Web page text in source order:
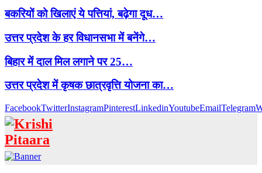
बकरियों को खिलाएं ये पत्तियां, बढ़ेगा दूध…
उत्तर प्रदेश के हर विधानसभा में बनेंगे…
बिहार में दाल मिल लगाने पर 25…
उत्तर प्रदेश में कृषक छात्रवृत्ति योजना का…
FacebookTwitterInstagramPinterestLinkedinYoutubeEmailTelegram